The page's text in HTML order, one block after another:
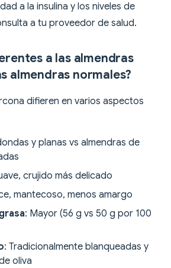
a la insulina y los niveles de
a tu proveedor de salud.
a las almendras
almendras normales?
difieren en varios aspectos
y planas vs almendras de
crujido más delicado
mantecoso, menos amargo
: Mayor (56 g vs 50 g por 100
: Tradicionalmente blanqueadas y
oliva